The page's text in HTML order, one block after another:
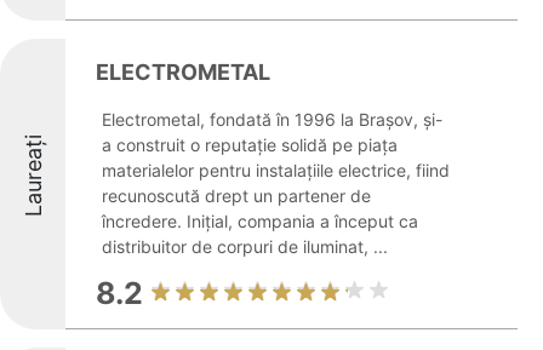
Laureați
ELECTROMETAL
Electrometal, fondată în 1996 la Brașov, și-
a construit o reputație solidă pe piața
materialelor pentru instalațiile electrice, fiind
recunoscută drept un partener de
încredere. Inițial, compania a început ca
distribuitor de corpuri de iluminat, ...
8.2